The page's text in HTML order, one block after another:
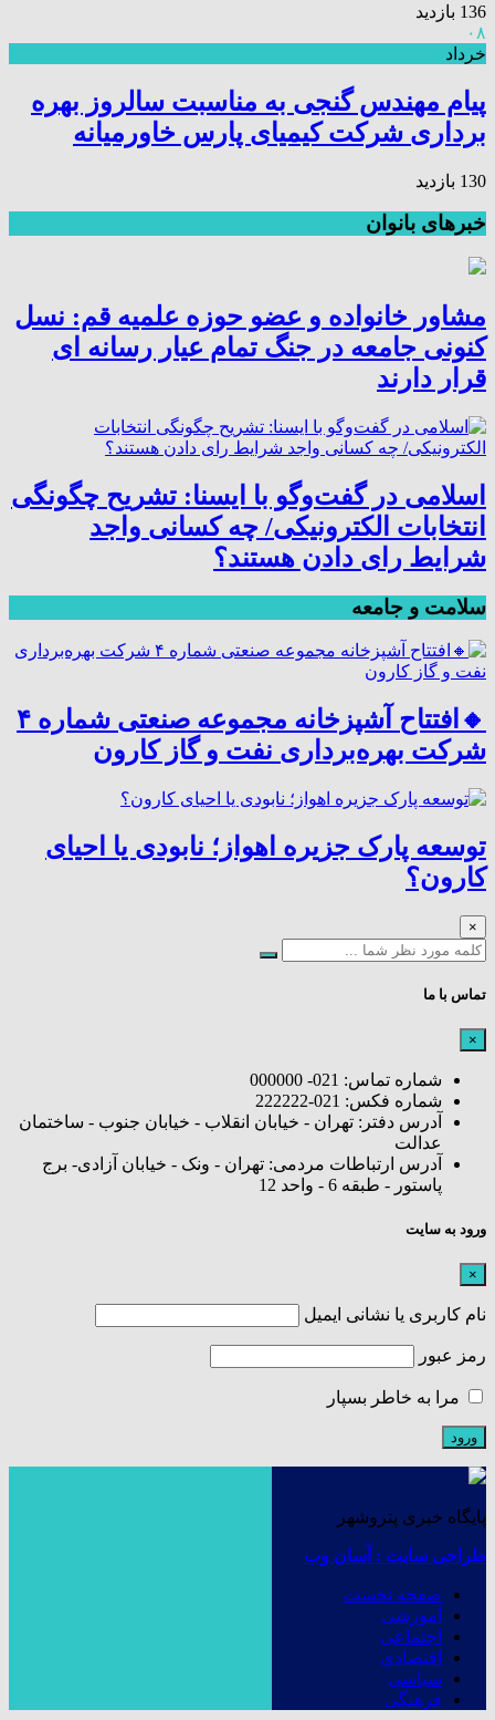
136 بازدید
۰۸
خرداد
پیام مهندس گنجی به مناسبت سالروز بهره
برداری شرکت کیمیای پارس خاورمیانه
130 بازدید
خبرهای بانوان
مشاور خانواده و عضو حوزه علمیه قم: نسل
کنونی جامعه در جنگ تمام عیار رسانه ای
قرار دارند
اسلامی در گفت‌وگو با ایسنا: تشریح چگونگی
انتخابات الکترونیکی/ چه کسانی واجد
شرایط رای دادن هستند؟
سلامت و جامعه
🔸افتتاح آشپزخانه مجموعه صنعتی شماره ۴
شرکت بهره‌برداری نفت و گاز کارون
توسعه پارک جزیره اهواز؛ نابودی یا احیای
کارون؟
×
تماس با ما
×
شماره تماس: 021- 000000
شماره فکس: 021-222222
آدرس دفتر: تهران - خیابان انقلاب - خیابان جنوب - ساختمان
عدالت
آدرس ارتباطات مردمی: تهران - ونک - خیابان آزادی- برج
پاستور - طبقه 6 - واحد 12
ورود به سایت
×
نام کاربری یا نشانی ایمیل
رمز عبور
مرا به خاطر بسپار
پایگاه خبری پتروشهر
طراحی سایت : آسان وب
صفحه نخست
آموزشی
اجتماعی
اقتصادی
سیاسی
فرهنگی